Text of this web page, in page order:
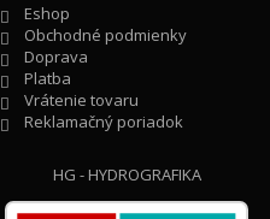
Eshop
Obchodné podmienky
Doprava
Platba
Vrátenie tovaru
Reklamačný poriadok
HG - HYDROGRAFIKA